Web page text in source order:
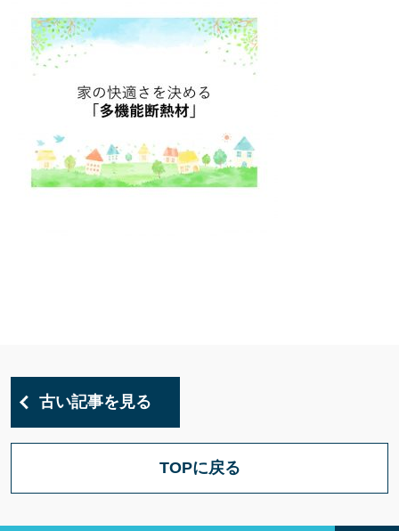
古い記事を見る
TOPに戻る